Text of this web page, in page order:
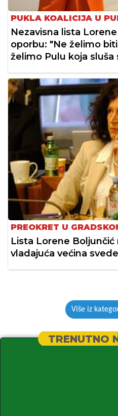
PUKLA KOALICIJA U
Nezavisna lista
oporbu: "Ne želimo
želimo Pulu koja sluša
PREOKRET U
Lista Lorene Boljunčić
vladajuća većina
Više iz
TRENUTNO